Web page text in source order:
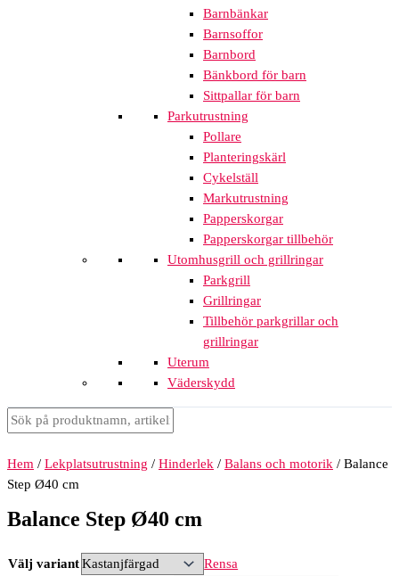
Barnbänkar
Barnsoffor
Barnbord
Bänkbord för barn
Sittpallar för barn
Parkutrustning
Pollare
Planteringskärl
Cykelställ
Markutrustning
Papperskorgar
Papperskorgar tillbehör
Utomhusgrill och grillringar
Parkgrill
Grillringar
Tillbehör parkgrillar och
grillringar
Uterum
Väderskydd
Hem / Lekplatsutrustning / Hinderlek / Balans och motorik / Balance
Step Ø40 cm
Balance Step Ø40 cm
Välj variant
Rensa